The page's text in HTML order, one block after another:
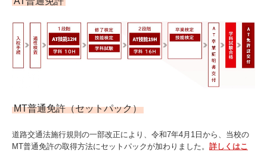
お客様の声を実現
アクセスマップ
入校手続き
卒業生の声
デジタル資料
MT普通免許（セットパック）
道路交通法施行規則の一部改正により、令和7年4月1日から、当校の
MT普通免許の取得方法にセットパックが加わりました。 詳しくはこ